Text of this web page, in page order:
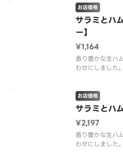
【モッツァレラ
ーブオイル・サ
サラミとハ
ー】
お店価格
¥1,164
香り豊かな生ハ
わせにしました
【サラミ・生ハ
サラミとハ
お店価格
¥2,197
香り豊かな生ハ
わせにしました